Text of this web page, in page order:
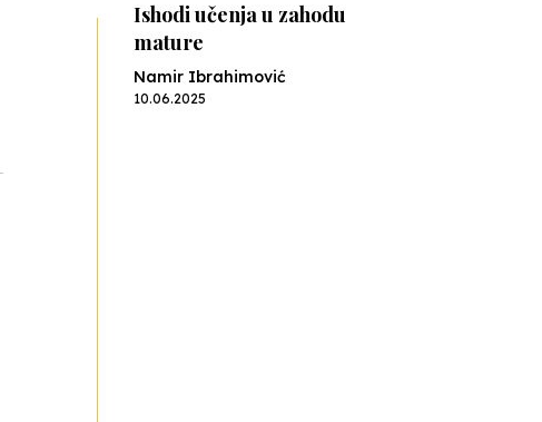
Ishodi učenja u zahodu
mature
Namir Ibrahimović
10.06.2025